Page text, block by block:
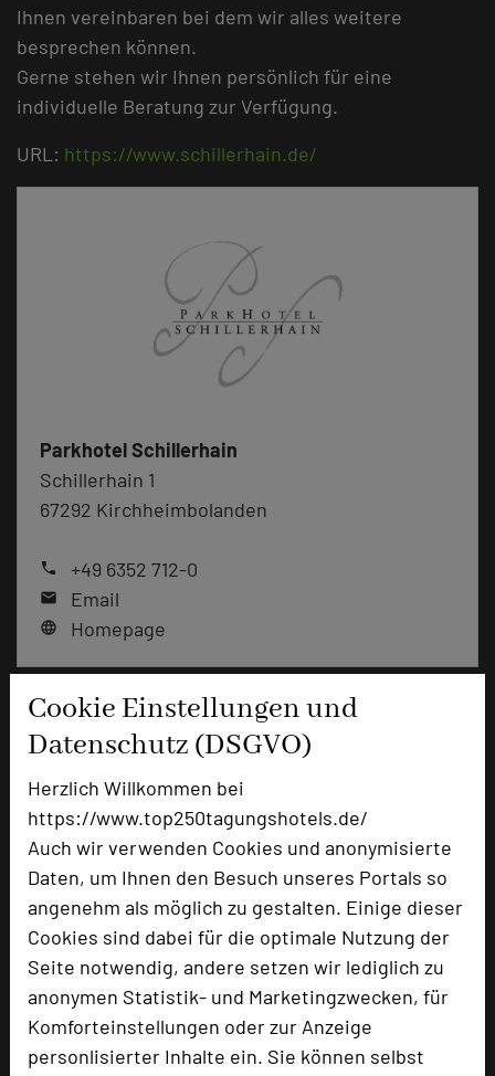
Cookie Einstellungen und
Datenschutz (DSGVO)
Herzlich Willkommen bei
https://www.top250tagungshotels.de/
Auch wir verwenden Cookies und anonymisierte
Daten, um Ihnen den Besuch unseres Portals so
angenehm als möglich zu gestalten. Einige dieser
Cookies sind dabei für die optimale Nutzung der
Seite notwendig, andere setzen wir lediglich zu
anonymen Statistik- und Marketingzwecken, für
Komforteinstellungen oder zur Anzeige
personlisierter Inhalte ein. Sie können selbst
Ihnen vereinbaren bei dem wir alles weitere
besprechen können.
Gerne stehen wir Ihnen persönlich für eine
individuelle Beratung zur Verfügung.
URL: https://www.schillerhain.de/
Parkhotel Schillerhain
Schillerhain 1
67292 Kirchheimbolanden
phone +49 6352 712-0
mail Email
language Homepage
zur Tagungsanfrage hinzufügen
Bewertung
Tagungsleiter
Tagungsteilnehmer
Hotel bewerten